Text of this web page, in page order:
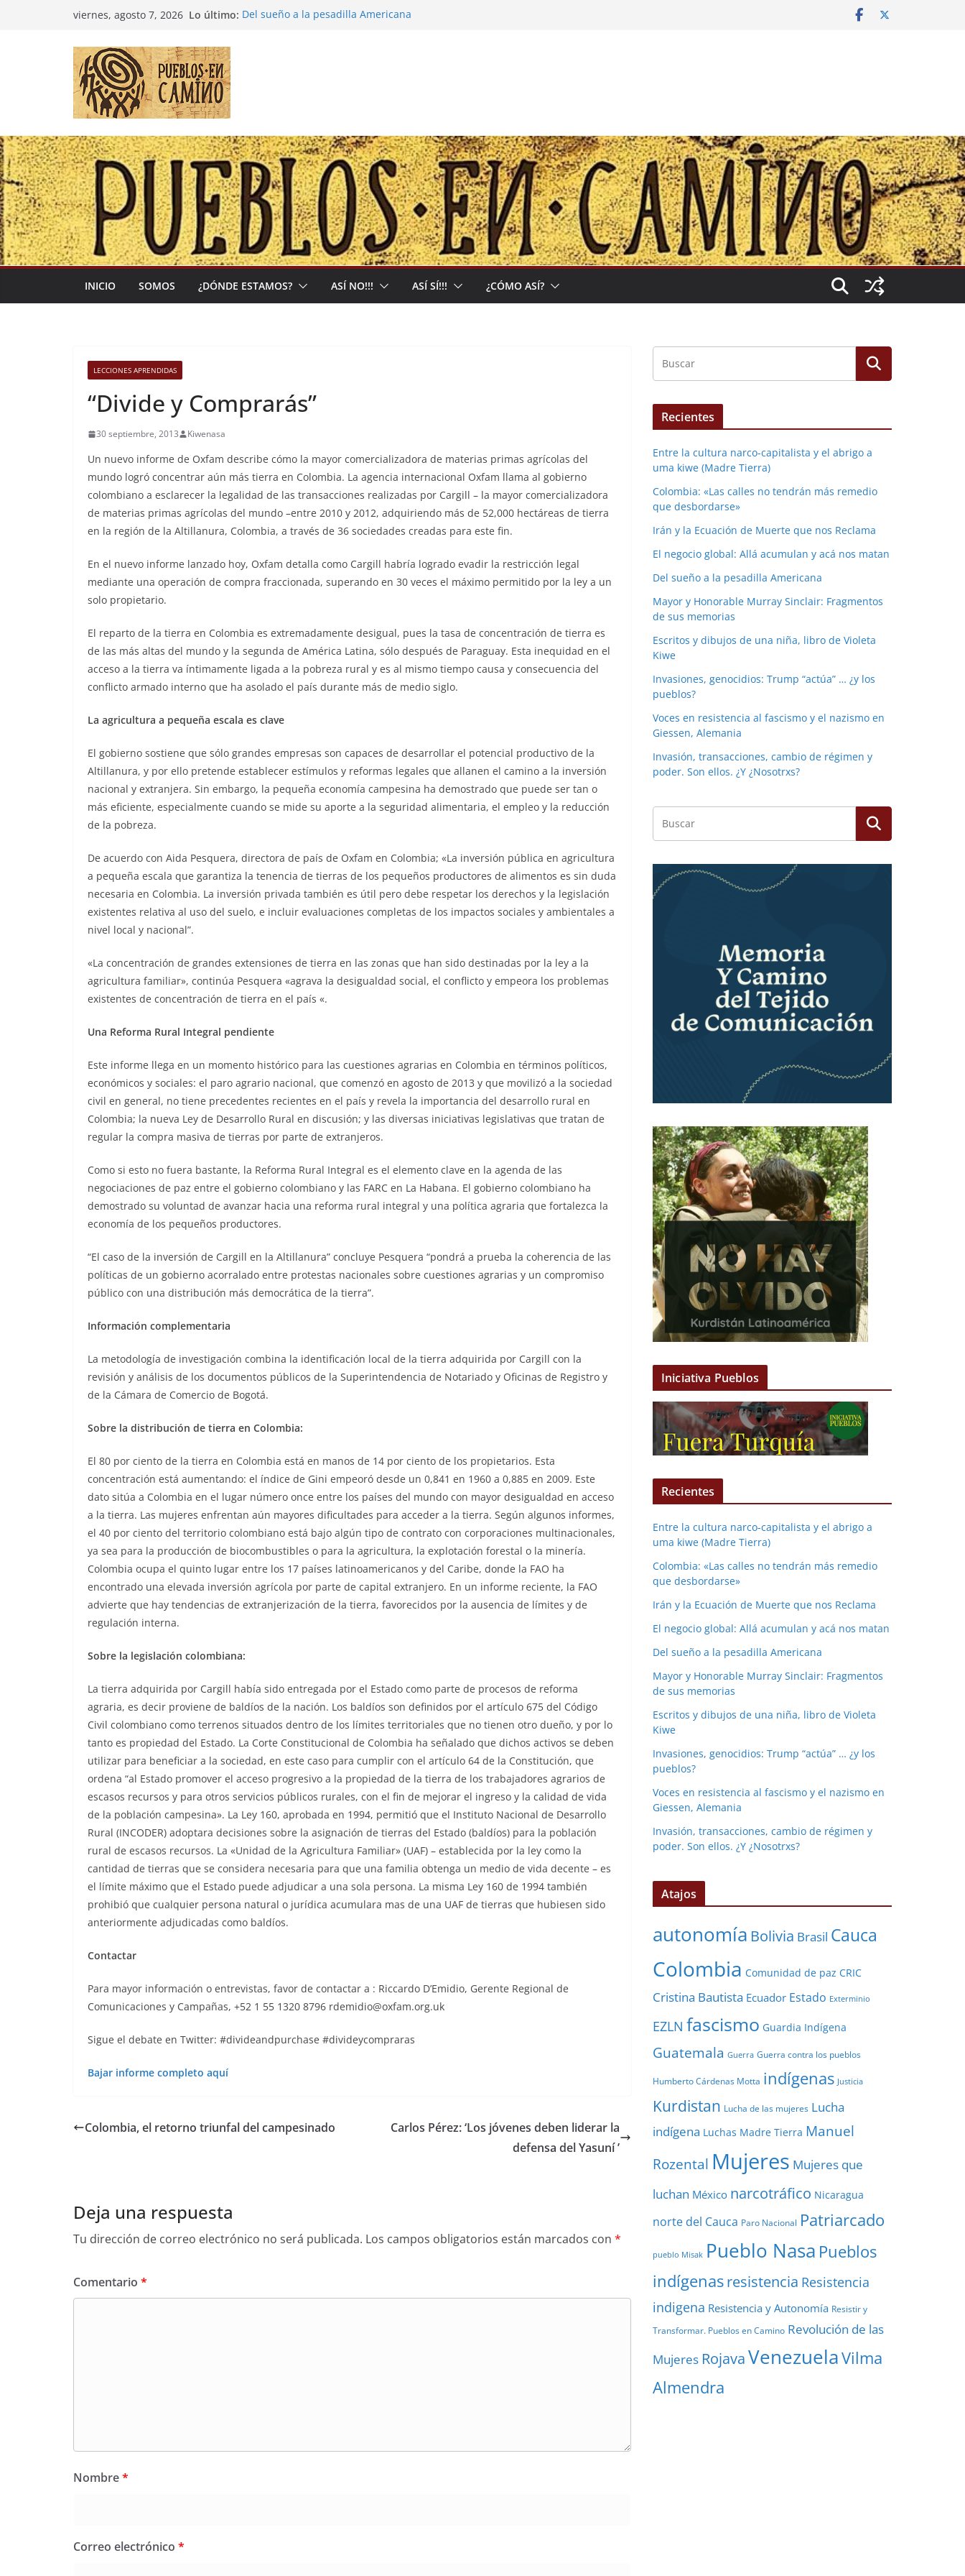
viernes, agosto 7, 2026 Lo último: Del sueño a la pesadilla Americana
INICIO SOMOS ¿DÓNDE ESTAMOS? ASÍ NO!!! ASÍ SÍ!!! ¿CÓMO ASÍ?
LECCIONES APRENDIDAS
“Divide y Comprarás”
30 septiembre, 2013 Kiwenasa
Un nuevo informe de Oxfam describe cómo la mayor comercializadora de materias primas agrícolas del
mundo logró concentrar aún más tierra en Colombia. La agencia internacional Oxfam llama al gobierno
colombiano a esclarecer la legalidad de las transacciones realizadas por Cargill – la mayor comercializadora
de materias primas agrícolas del mundo –entre 2010 y 2012, adquiriendo más de 52,000 hectáreas de tierra
en la región de la Altillanura, Colombia, a través de 36 sociedades creadas para este fin.
En el nuevo informe lanzado hoy, Oxfam detalla como Cargill habría logrado evadir la restricción legal
mediante una operación de compra fraccionada, superando en 30 veces el máximo permitido por la ley a un
solo propietario.
El reparto de la tierra en Colombia es extremadamente desigual, pues la tasa de concentración de tierra es
de las más altas del mundo y la segunda de América Latina, sólo después de Paraguay. Esta inequidad en el
acceso a la tierra va íntimamente ligada a la pobreza rural y es al mismo tiempo causa y consecuencia del
conflicto armado interno que ha asolado el país durante más de medio siglo.
La agricultura a pequeña escala es clave
El gobierno sostiene que sólo grandes empresas son capaces de desarrollar el potencial productivo de la
Altillanura, y por ello pretende establecer estímulos y reformas legales que allanen el camino a la inversión
nacional y extranjera. Sin embargo, la pequeña economía campesina ha demostrado que puede ser tan o
más eficiente, especialmente cuando se mide su aporte a la seguridad alimentaria, el empleo y la reducción
de la pobreza.
De acuerdo con Aida Pesquera, directora de país de Oxfam en Colombia; «La inversión pública en agricultura
a pequeña escala que garantiza la tenencia de tierras de los pequeños productores de alimentos es sin duda
necesaria en Colombia. La inversión privada también es útil pero debe respetar los derechos y la legislación
existentes relativa al uso del suelo, e incluir evaluaciones completas de los impactos sociales y ambientales a
nivel local y nacional”.
«La concentración de grandes extensiones de tierra en las zonas que han sido destinadas por la ley a la
agricultura familiar», continúa Pesquera «agrava la desigualdad social, el conflicto y empeora los problemas
existentes de concentración de tierra en el país «.
Una Reforma Rural Integral pendiente
Este informe llega en un momento histórico para las cuestiones agrarias en Colombia en términos políticos,
económicos y sociales: el paro agrario nacional, que comenzó en agosto de 2013 y que movilizó a la sociedad
civil en general, no tiene precedentes recientes en el país y revela la importancia del desarrollo rural en
Colombia; la nueva Ley de Desarrollo Rural en discusión; y las diversas iniciativas legislativas que tratan de
regular la compra masiva de tierras por parte de extranjeros.
Como si esto no fuera bastante, la Reforma Rural Integral es el elemento clave en la agenda de las
negociaciones de paz entre el gobierno colombiano y las FARC en La Habana. El gobierno colombiano ha
demostrado su voluntad de avanzar hacia una reforma rural integral y una política agraria que fortalezca la
economía de los pequeños productores.
“El caso de la inversión de Cargill en la Altillanura” concluye Pesquera “pondrá a prueba la coherencia de las
políticas de un gobierno acorralado entre protestas nacionales sobre cuestiones agrarias y un compromiso
público con una distribución más democrática de la tierra”.
Información complementaria
La metodología de investigación combina la identificación local de la tierra adquirida por Cargill con la
revisión y análisis de los documentos públicos de la Superintendencia de Notariado y Oficinas de Registro y
de la Cámara de Comercio de Bogotá.
Sobre la distribución de tierra en Colombia:
El 80 por ciento de la tierra en Colombia está en manos de 14 por ciento de los propietarios. Esta
concentración está aumentando: el índice de Gini empeoró desde un 0,841 en 1960 a 0,885 en 2009. Este
dato sitúa a Colombia en el lugar número once entre los países del mundo con mayor desigualdad en acceso
a la tierra. Las mujeres enfrentan aún mayores dificultades para acceder a la tierra. Según algunos informes,
el 40 por ciento del territorio colombiano está bajo algún tipo de contrato con corporaciones multinacionales,
ya sea para la producción de biocombustibles o para la agricultura, la explotación forestal o la minería.
Colombia ocupa el quinto lugar entre los 17 países latinoamericanos y del Caribe, donde la FAO ha
encontrado una elevada inversión agrícola por parte de capital extranjero. En un informe reciente, la FAO
advierte que hay tendencias de extranjerización de la tierra, favorecidos por la ausencia de límites y de
regulación interna.
Sobre la legislación colombiana:
La tierra adquirida por Cargill había sido entregada por el Estado como parte de procesos de reforma
agraria, es decir proviene de baldíos de la nación. Los baldíos son definidos por el artículo 675 del Código
Civil colombiano como terrenos situados dentro de los límites territoriales que no tienen otro dueño, y por lo
tanto es propiedad del Estado. La Corte Constitucional de Colombia ha señalado que dichos activos se deben
utilizar para beneficiar a la sociedad, en este caso para cumplir con el artículo 64 de la Constitución, que
ordena “al Estado promover el acceso progresivo a la propiedad de la tierra de los trabajadores agrarios de
escasos recursos y para otros servicios públicos rurales, con el fin de mejorar el ingreso y la calidad de vida
de la población campesina». La Ley 160, aprobada en 1994, permitió que el Instituto Nacional de Desarrollo
Rural (INCODER) adoptara decisiones sobre la asignación de tierras del Estado (baldíos) para la población
rural de escasos recursos. La «Unidad de la Agricultura Familiar» (UAF) – establecida por la ley como la
cantidad de tierras que se considera necesaria para que una familia obtenga un medio de vida decente – es
el límite máximo que el Estado puede adjudicar a una sola persona. La misma Ley 160 de 1994 también
prohibió que cualquier persona natural o jurídica acumulara mas de una UAF de tierras que hubiesen sido
anteriormente adjudicadas como baldíos.
Contactar
Para mayor información o entrevistas, favor de contactar a : Riccardo D’Emidio, Gerente Regional de
Comunicaciones y Campañas, +52 1 55 1320 8796 rdemidio@oxfam.org.uk
Sigue el debate en Twitter: #divideandpurchase #divideycompraras
Bajar informe completo aquí
Colombia, el retorno triunfal del campesinado
Carlos Pérez: ‘Los jóvenes deben liderar la
defensa del Yasuní ’
Deja una respuesta
Tu dirección de correo electrónico no será publicada. Los campos obligatorios están marcados con *
Comentario *
Nombre*
Correo electrónico *
Recientes
Entre la cultura narco-capitalista y el abrigo a
uma kiwe (Madre Tierra)
Colombia: «Las calles no tendrán más remedio
que desbordarse»
Irán y la Ecuación de Muerte que nos Reclama
El negocio global: Allá acumulan y acá nos matan
Del sueño a la pesadilla Americana
Mayor y Honorable Murray Sinclair: Fragmentos
de sus memorias
Escritos y dibujos de una niña, libro de Violeta
Kiwe
Invasiones, genocidios: Trump “actúa” … ¿y los
pueblos?
Voces en resistencia al fascismo y el nazismo en
Giessen, Alemania
Invasión, transacciones, cambio de régimen y
poder. Son ellos. ¿Y ¿Nosotrxs?
Iniciativa Pueblos
Recientes
Entre la cultura narco-capitalista y el abrigo a
uma kiwe (Madre Tierra)
Colombia: «Las calles no tendrán más remedio
que desbordarse»
Irán y la Ecuación de Muerte que nos Reclama
El negocio global: Allá acumulan y acá nos matan
Del sueño a la pesadilla Americana
Mayor y Honorable Murray Sinclair: Fragmentos
de sus memorias
Escritos y dibujos de una niña, libro de Violeta
Kiwe
Invasiones, genocidios: Trump “actúa” … ¿y los
pueblos?
Voces en resistencia al fascismo y el nazismo en
Giessen, Alemania
Invasión, transacciones, cambio de régimen y
poder. Son ellos. ¿Y ¿Nosotrxs?
Atajos
autonomía Bolivia Brasil Cauca
Colombia Comunidad de paz CRIC
Cristina Bautista Ecuador Estado Exterminio
EZLN fascismo Guardia Indígena
Guatemala Guerra Guerra contra los pueblos
Humberto Cárdenas Motta indígenas Justicia
Kurdistan Lucha de las mujeres Lucha
indígena Luchas Madre Tierra Manuel
Rozental Mujeres Mujeres que
luchan México narcotráfico Nicaragua
norte del Cauca Paro Nacional Patriarcado
pueblo Misak Pueblo Nasa Pueblos
indígenasresistencia Resistencia
indigena Resistencia y Autonomía Resistir y
Transformar. Pueblos en Camino Revolución de las
Mujeres RojavaVenezuelaVilma
Almendra